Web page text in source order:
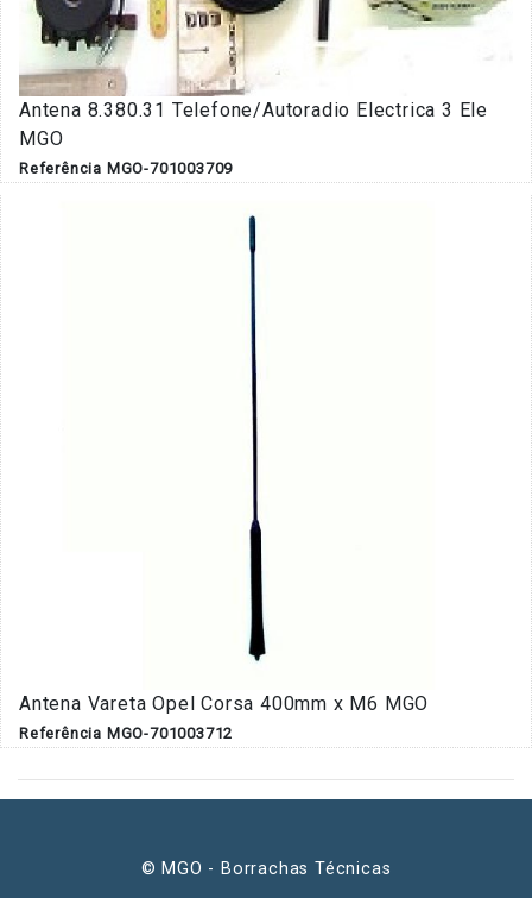
Antena 8.380.31 Telefone/Autoradio Electrica 3 Ele
MGO
Referência MGO-701003709
Antena Vareta Opel Corsa 400mm x M6 MGO
Referência MGO-701003712
© MGO - Borrachas Técnicas